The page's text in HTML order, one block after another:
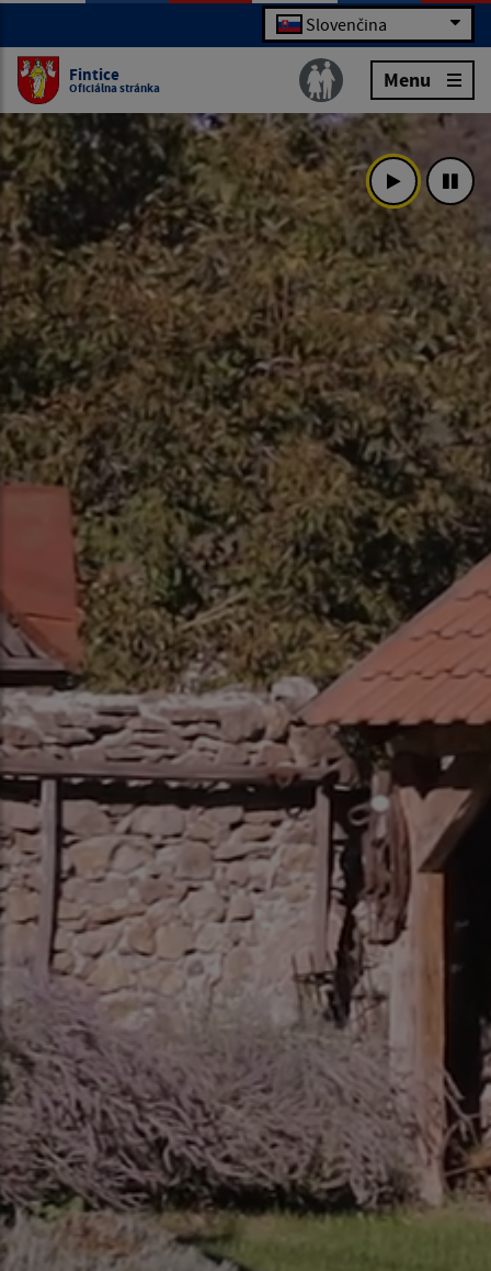
Slovenčina
Fintice
Oficiálna stránka Menu